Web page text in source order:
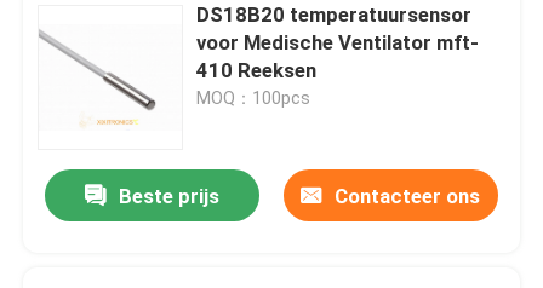
De Thermistoren van Chip Style NTC
NTC-Thermistorspaander
Traagheidsnavigatiesensor
DS18B20 temperatuursensor
voor Medische Ventilator mft-
410 Reeksen
MOQ：100pcs
Beste prijs Contacteer ons